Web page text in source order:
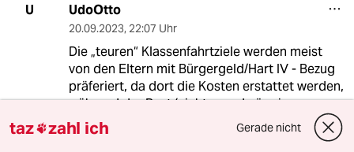
U UdoOtto
20.09.2023, 22:07 Uhr
Die „teuren“ Klassenfahrtziele werden meist
von den Eltern mit Bürgergeld/Hart IV - Bezug
präferiert, da dort die Kosten erstattet werden,
während der Rest (nicht gerade üppig
Verdienender Grsamtschuleltern) auf Ansparen
und Oma/Opa angewiesen ist….
taz zahl ich Gerade nicht